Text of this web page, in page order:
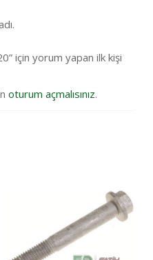
için yorum yapan ilk kişi
oturum açmalısınız.